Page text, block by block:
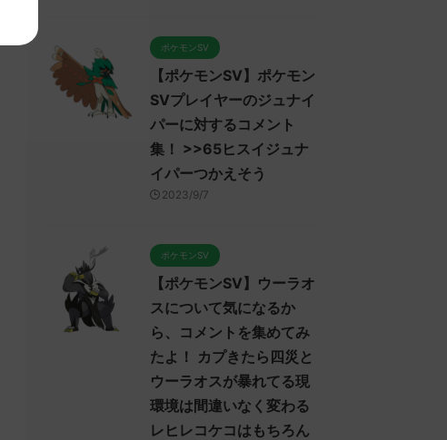
ポケモンSV
【ポケモンSV】ポケモン
SVプレイヤーのジュナイ
パーに対するコメント
集！ >>65ヒスイジュナ
イパーつかえそう
2023/9/7
ポケモンSV
【ポケモンSV】ウーラオ
スについて気になるか
ら、コメントを集めてみ
たよ！ カプきたら四災と
ウーラオスが暴れてる現
環境は間違いなく変わる
レヒレコケコはもちろん